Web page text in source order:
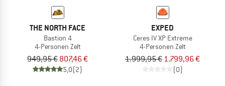
THE NORTH FACE
Bastion 4
4-Personen Zelt
949,95 € 807,46 €
5,0(2)
EXPED
Ceres IV XP Extreme
4-Personen Zelt
1.999,95 € 1.799,96 €
(0)